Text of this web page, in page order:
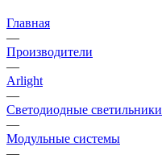
Главная
—
Производители
—
Arlight
—
Светодиодные светильники
—
Модульные системы
—